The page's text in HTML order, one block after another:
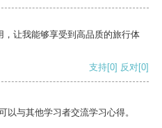
让我能够享受到高品质的旅行体
支持[0] 反对[0]
以与其他学习者交流学习心得。